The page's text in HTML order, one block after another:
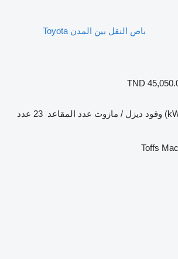
باص النقل بين المدن Toyota
TND
وقود ديزل / مازوت عدد المقاعد 23 عدد
Toffs